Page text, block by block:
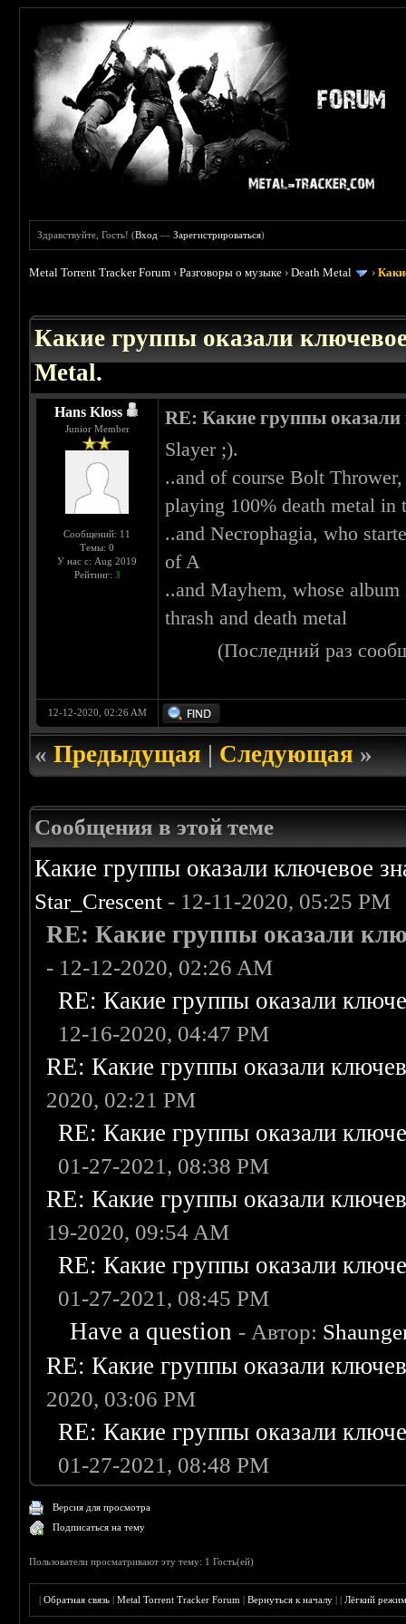
Здравствуйте, Гость! (Вход —Зарегистрироваться)
Metal Torrent Tracker Forum ›Разговоры о музыке ›Death Metal ›
Какие группы оказали
Metal.
Hans Kloss
Junior Member
Сообщений: 11
Темы: 0
У нас с: Aug 2019
Рейтинг: 3
RE: Какие группы оказали
Slayer ;).
..and of course Bolt
playing 100% death metal in
..and Necrophagia, who
of A
..and Mayhem, whose
thrash and death metal
(Последний раз
12-12-2020, 02:26 AM
«Предыдущая|Следующая»
Сообщения в этой теме
Какие группы оказали ключевое
Star_Crescent - 12-11-2020, 05:25 PM
RE: Какие группы оказали
- 12-12-2020, 02:26 AM
RE: Какие группы оказали
12-16-2020, 04:47 PM
RE: Какие группы оказали
2020, 02:21 PM
RE: Какие группы оказали
01-27-2021, 08:38 PM
RE: Какие группы оказали
19-2020, 09:54 AM
RE: Какие группы оказали
01-27-2021, 08:45 PM
Have a question - Автор:
RE: Какие группы оказали
2020, 03:06 PM
RE: Какие группы оказали
01-27-2021, 08:48 PM
Версия для просмотра
Подписаться на тему
Пользователи просматривают эту тему: 1 Гость(ей)
|Обратная связь |Metal Torrent Tracker Forum |Вернуться к началу ||Лёгкий